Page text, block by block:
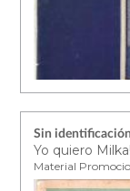
Sin identificación
Yo quiero Milka!
Material